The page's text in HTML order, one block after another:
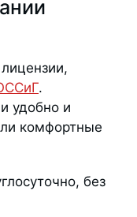
.
удобно и
комфортные
без